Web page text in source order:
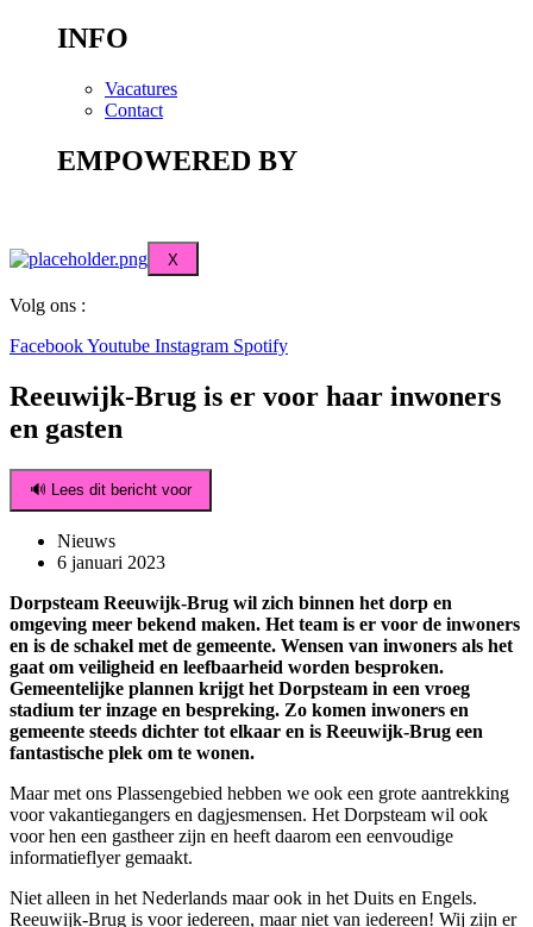
INFO
Vacatures
Contact
EMPOWERED BY
X
Volg ons :
FacebookYoutube Instagram Spotify
Reeuwijk-Brug is er voor haar inwoners
en gasten
🔊 Lees dit bericht voor
Nieuws
6 januari 2023
Dorpsteam Reeuwijk-Brug wil zich binnen het dorp en
omgeving meer bekend maken. Het team is er voor de inwoners
en is de schakel met de gemeente. Wensen van inwoners als het
gaat om veiligheid en leefbaarheid worden besproken.
Gemeentelijke plannen krijgt het Dorpsteam in een vroeg
stadium ter inzage en bespreking. Zo komen inwoners en
gemeente steeds dichter tot elkaar en is Reeuwijk-Brug een
fantastische plek om te wonen.
Maar met ons Plassengebied hebben we ook een grote aantrekking
voor vakantiegangers en dagjesmensen. Het Dorpsteam wil ook
voor hen een gastheer zijn en heeft daarom een eenvoudige
informatieflyer gemaakt.
Niet alleen in het Nederlands maar ook in het Duits en Engels.
Reeuwijk-Brug is voor iedereen, maar niet van iedereen! Wij zijn er